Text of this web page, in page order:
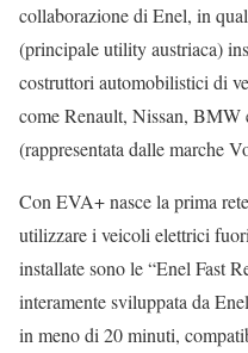
collaborazione di Enel, in
(principale utility austriaca)
costruttori automobilistici di
come Renault, Nissan,
(rappresentata dalle marche
Con EVA+ nasce la prima
utilizzare i veicoli elettrici
installate sono le “Enel Fast
interamente sviluppata da
in meno di 20 minuti,